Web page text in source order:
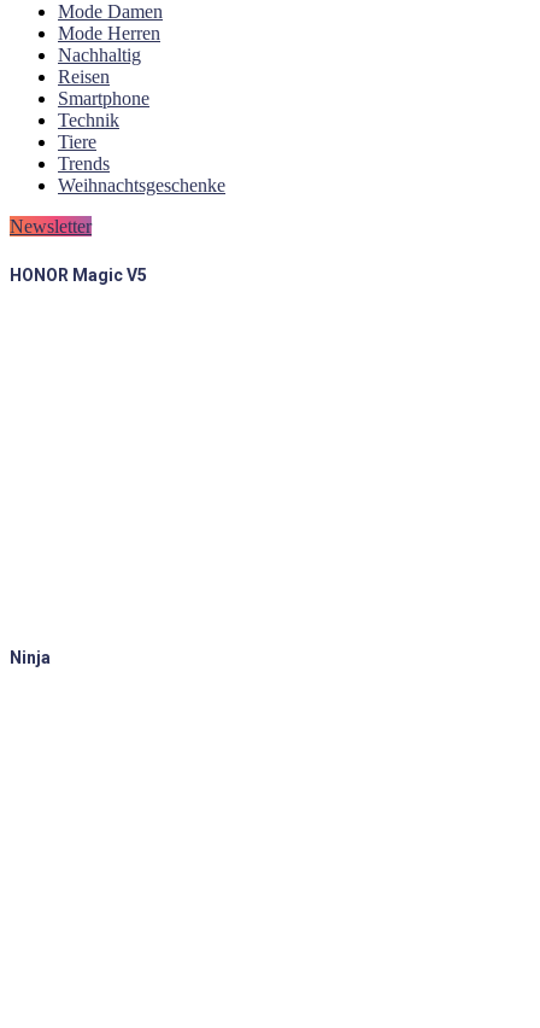
Mode Damen
Mode Herren
Nachhaltig
Reisen
Smartphone
Technik
Tiere
Trends
Weihnachtsgeschenke
Newsletter
HONOR Magic V5
Ninja